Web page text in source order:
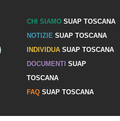
CHI SIAMOSUAP TOSCANA
NOTIZIE SUAP TOSCANA
INDIVIDUASUAP TOSCANA
DOCUMENTI SUAP
TOSCANA
FAQSUAP TOSCANA